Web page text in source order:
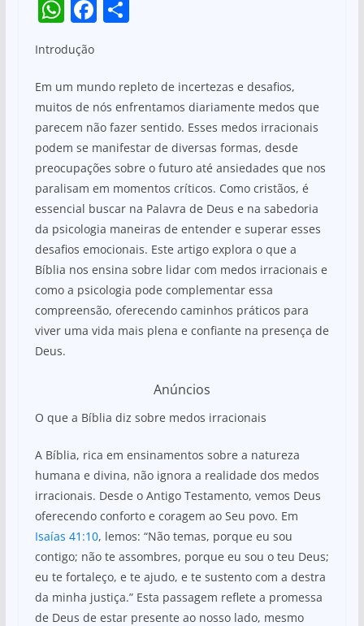
W
h
at
s
A
p
p
F
e
b
o
o
k
S
e
Introdução
Em um mundo repleto de incertezas e desafios,
muitos de nós enfrentamos diariamente medos que
parecem não fazer sentido. Esses medos irracionais
podem se manifestar de diversas formas, desde
preocupações sobre o futuro até ansiedades que nos
paralisam em momentos críticos. Como cristãos, é
essencial buscar na Palavra de Deus e na sabedoria
da psicologia maneiras de entender e superar esses
desafios emocionais. Este artigo explora o que a
Bíblia nos ensina sobre lidar com medos irracionais e
como a psicologia pode complementar essa
compreensão, oferecendo caminhos práticos para
viver uma vida mais plena e confiante na presença de
Deus.
Anúncios
O que a Bíblia diz sobre medos irracionais
A Bíblia, rica em ensinamentos sobre a natureza
humana e divina, não ignora a realidade dos medos
irracionais. Desde o Antigo Testamento, vemos Deus
oferecendo conforto e coragem ao Seu povo. Em
Isaías 41:10, lemos: “Não temas, porque eu sou
contigo; não te assombres, porque eu sou o teu Deus;
eu te fortaleço, e te ajudo, e te sustento com a destra
da minha justiça.” Esta passagem reflete a promessa
de Deus de estar presente ao nosso lado, mesmo